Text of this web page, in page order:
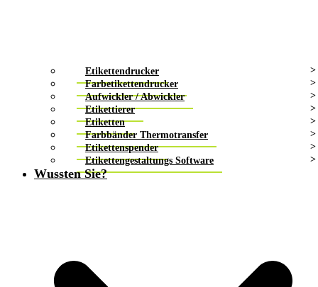
Etikettendrucker
Farbetikettendrucker
Aufwickler / Abwickler
Etikettierer
Etiketten
Farbbänder Thermotransfer
Etikettenspender
Etikettengestaltungs Software
Wussten Sie?